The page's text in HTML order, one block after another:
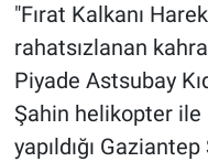
"Fırat Kalkanı
rahatsızlanan
Piyade Astsubay
Şahin helikopter ile
yapıldığı